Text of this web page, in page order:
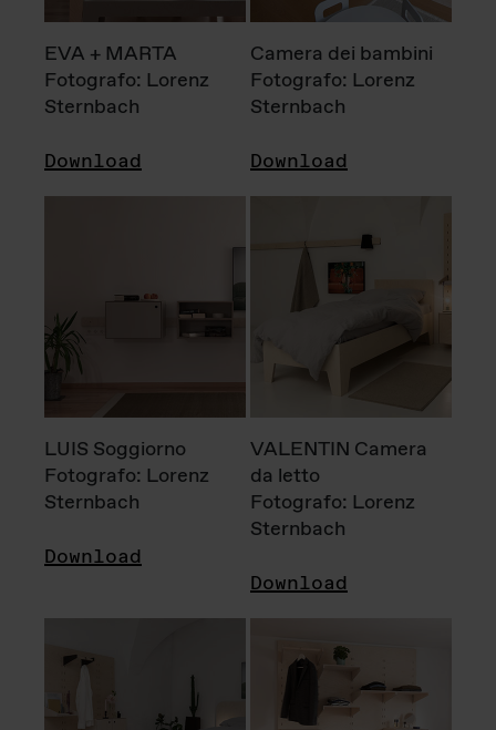
EVA + MARTA
Fotografo: Lorenz
Sternbach
Download
Camera dei bambini
Fotografo: Lorenz
Sternbach
Download
LUIS Soggiorno
Fotografo: Lorenz
Sternbach
Download
VALENTIN Camera
da letto
Fotografo: Lorenz
Sternbach
Download